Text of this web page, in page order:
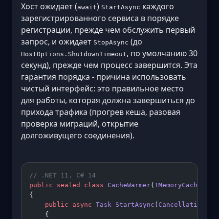
Хост ожидает (await) StartAsync каждого
зарегистрированного сервиса в порядке
регистрации, прежде чем обслужить первый
запрос, и ожидает StopAsync (до
HostOptions.ShutdownTimeout, по умолчанию 30
секунд), прежде чем процесс завершится. Эта
гарантия порядка - причина использовать
чистый интерфейс: это правильное место
для работы, которая должна завершиться до
прихода трафика (прогрев кеша, разовая
проверка миграций, открытие
долгоживущего соединения).
// .NET 11, C# 14
public sealed class CacheWarmer( IMemoryCache
{
    public
async Task StartAsync (
    {